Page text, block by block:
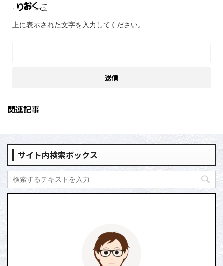
上に表示された文字を入力してください。
関連記事
サイト内検索ボックス